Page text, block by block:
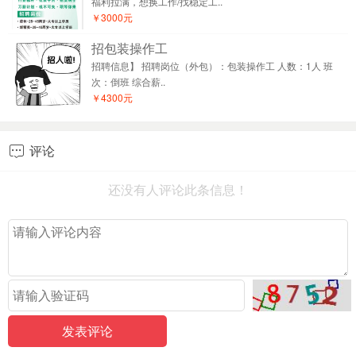
￥3000元
招包装操作工
招聘信息】 招聘岗位（外包）：包装操作工 人数：1人 班
次：倒班 综合薪..
￥4300元
 评论
还没有人评论此条信息！